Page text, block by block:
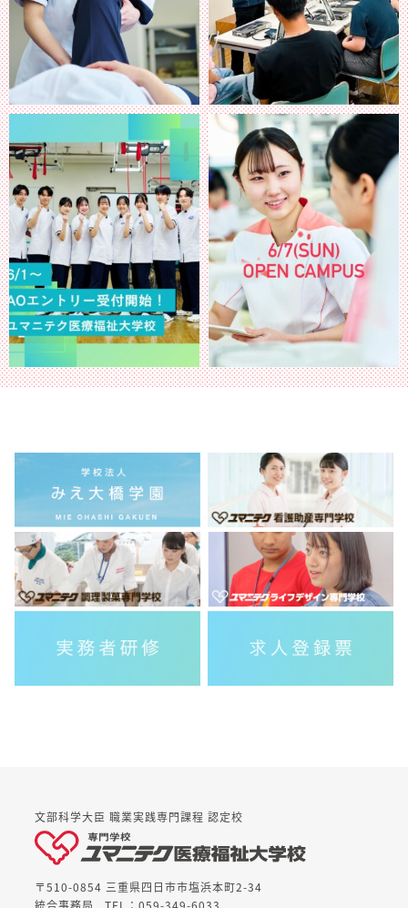
文部科学大臣 職業実践専門課程 認定校
〒510-0854 三重県四日市市塩浜本町2-34
統合事務局
TEL：059-349-6033